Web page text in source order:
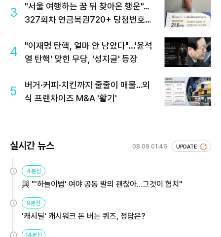
3
"서울 여행하는 꿈 뒤 찾아온 행운"…
327회차 연금복권720+ 당첨번호조
4
"이재명 탄핵, 얼마 안 남았다"...'윤석
열 탄핵' 맞힌 무당, '성지글' 등장
5
버거·커피·치킨까지 줄줄이 매물…외
식 프랜차이즈 M&A '활기'
실시간 뉴스 08.09 01:46 UPDATE
4분전
與 "'하늘이법' 여야 공동 발의 괜찮아…그것이 협치"
9분전
'캐시딜' 캐시워크 돈 버는 퀴즈, 정답은?
14분전